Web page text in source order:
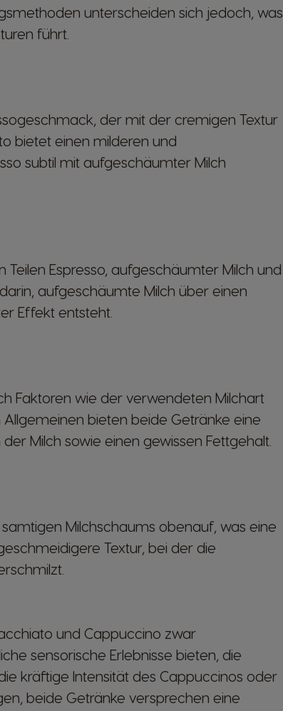
unterscheiden sich jedoch, was
führt.
der mit der cremigen Textur
bietet einen milderen und
subtil mit aufgeschäumter Milch
Espresso, aufgeschäumter Milch und
aufgeschäumte Milch über einen
Effekt entsteht.
Faktoren wie der verwendeten Milchart
bieten beide Getränke eine
Milch sowie einen gewissen Fettgehalt.
Milchschaums obenauf, was eine
Textur, bei der die
und Cappuccino zwar
sensorische Erlebnisse bieten, die
kräftige Intensität des Cappuccinos oder
beide Getränke versprechen eine